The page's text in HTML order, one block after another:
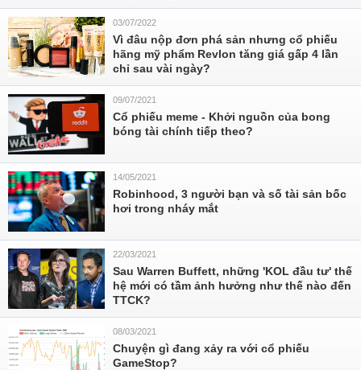
03/07/2022
Vì đâu nộp đơn phá sản nhưng cổ phiếu
hãng mỹ phẩm Revlon tăng giá gấp 4 lần
chỉ sau vài ngày?
09/07/2021
Cổ phiếu meme - Khởi nguồn của bong
bóng tài chính tiếp theo?
14/05/2021
Robinhood, 3 người bạn và số tài sản bốc
hơi trong nháy mắt
22/03/2021
Sau Warren Buffett, những 'KOL đầu tư' thế
hệ mới có tầm ảnh hưởng như thế nào đến
TTCK?
08/03/2021
Chuyện gì đang xảy ra với cổ phiếu
GameStop?